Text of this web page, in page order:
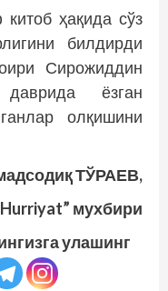
ҳақида сўз
билдирди
Сирожиддин
ёзган
олқишини
ТЎРАЕВ,
мухбири
улашинг